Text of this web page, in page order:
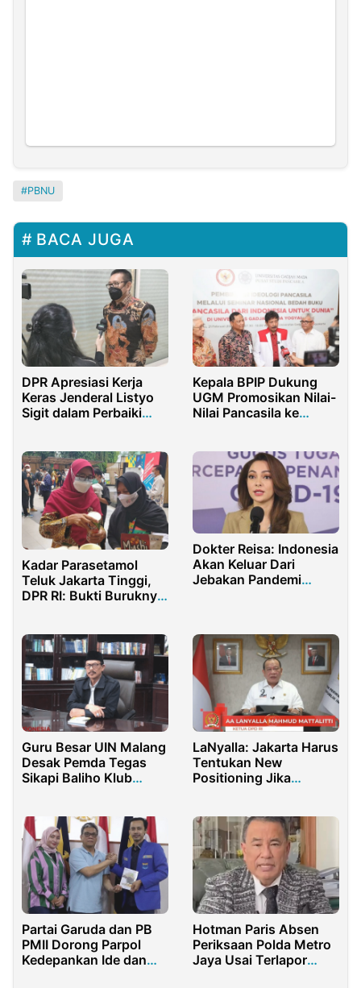
PBNU
BACA JUGA
DPR Apresiasi Kerja
Keras Jenderal Listyo
Sigit dalam Perbaiki
Kepala BPIP Dukung
UGM Promosikan Nilai-
Nilai Pancasila ke
Kadar Parasetamol
Teluk Jakarta Tinggi,
DPR RI: Bukti Buruknya
Dokter Reisa: Indonesia
Akan Keluar Dari
Jebakan Pandemi
Guru Besar UIN Malang
Desak Pemda Tegas
Sikapi Baliho Klub
LaNyalla: Jakarta Harus
Tentukan New
Positioning Jika
Partai Garuda dan PB
PMII Dorong Parpol
Kedepankan Ide dan
Hotman Paris Absen
Periksaan Polda Metro
Jaya Usai Terlapor